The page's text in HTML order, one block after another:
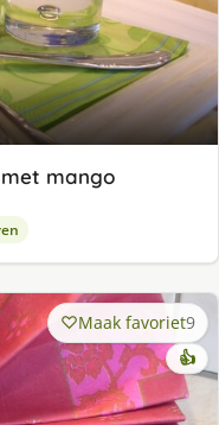
mango
Maak favoriet9
👍